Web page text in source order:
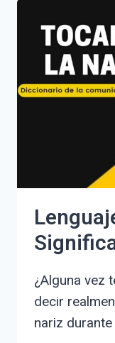
EL
Y
¿Alguna vez
decir
nariz